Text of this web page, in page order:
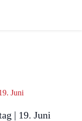
| 19. Juni